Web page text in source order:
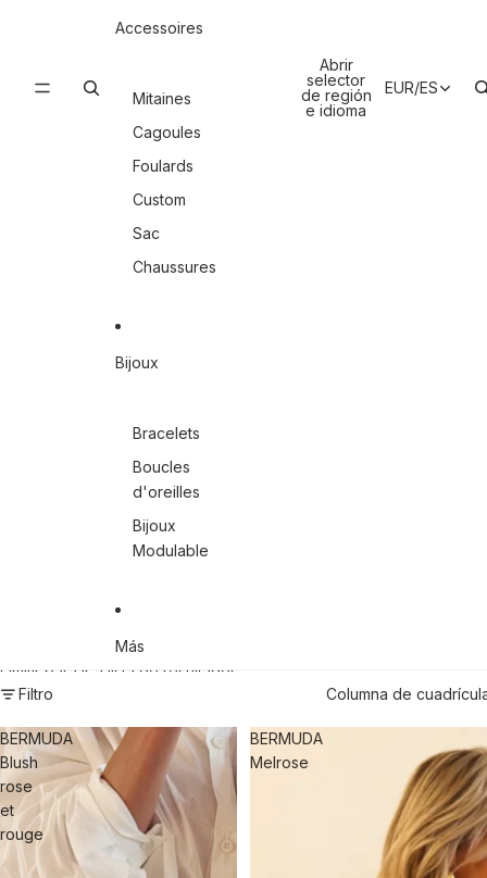
Accessoires
Mitaines
Cagoules
Foulards
Custom
Sac
Chaussures
Bijoux
Bracelets
Boucles
d'oreilles
Bijoux
Modulable
Más
Abrir
selector
de región
e idioma
EUR/ES
Omitir para ir a lista de resultados
Filtro
Columna de
BERMUDA
Blush
rose
et
rouge
BERMUDA
Melrose